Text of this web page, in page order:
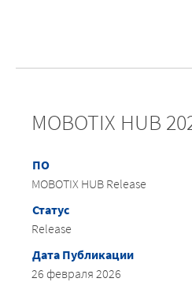
MOBOTIX HUB
ПО
MOBOTIX HUB Release
Статус
Release
Дата Публикации
26 февраля 2026